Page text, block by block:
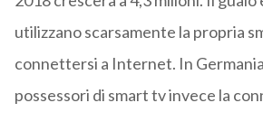
utilizzano scarsamente la propria
connettersi a Internet. In
possessori di smart tv invece la